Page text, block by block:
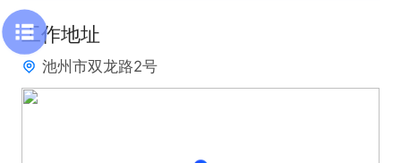
控提供核心数据支撑。
3. 新品验证与样品管控
配合研发、生产部门完成新款镜片、新镀膜工艺、新
原材料的打样测试与导入验证工作，按要求完成新品
工作地址
池州市双龙路2号